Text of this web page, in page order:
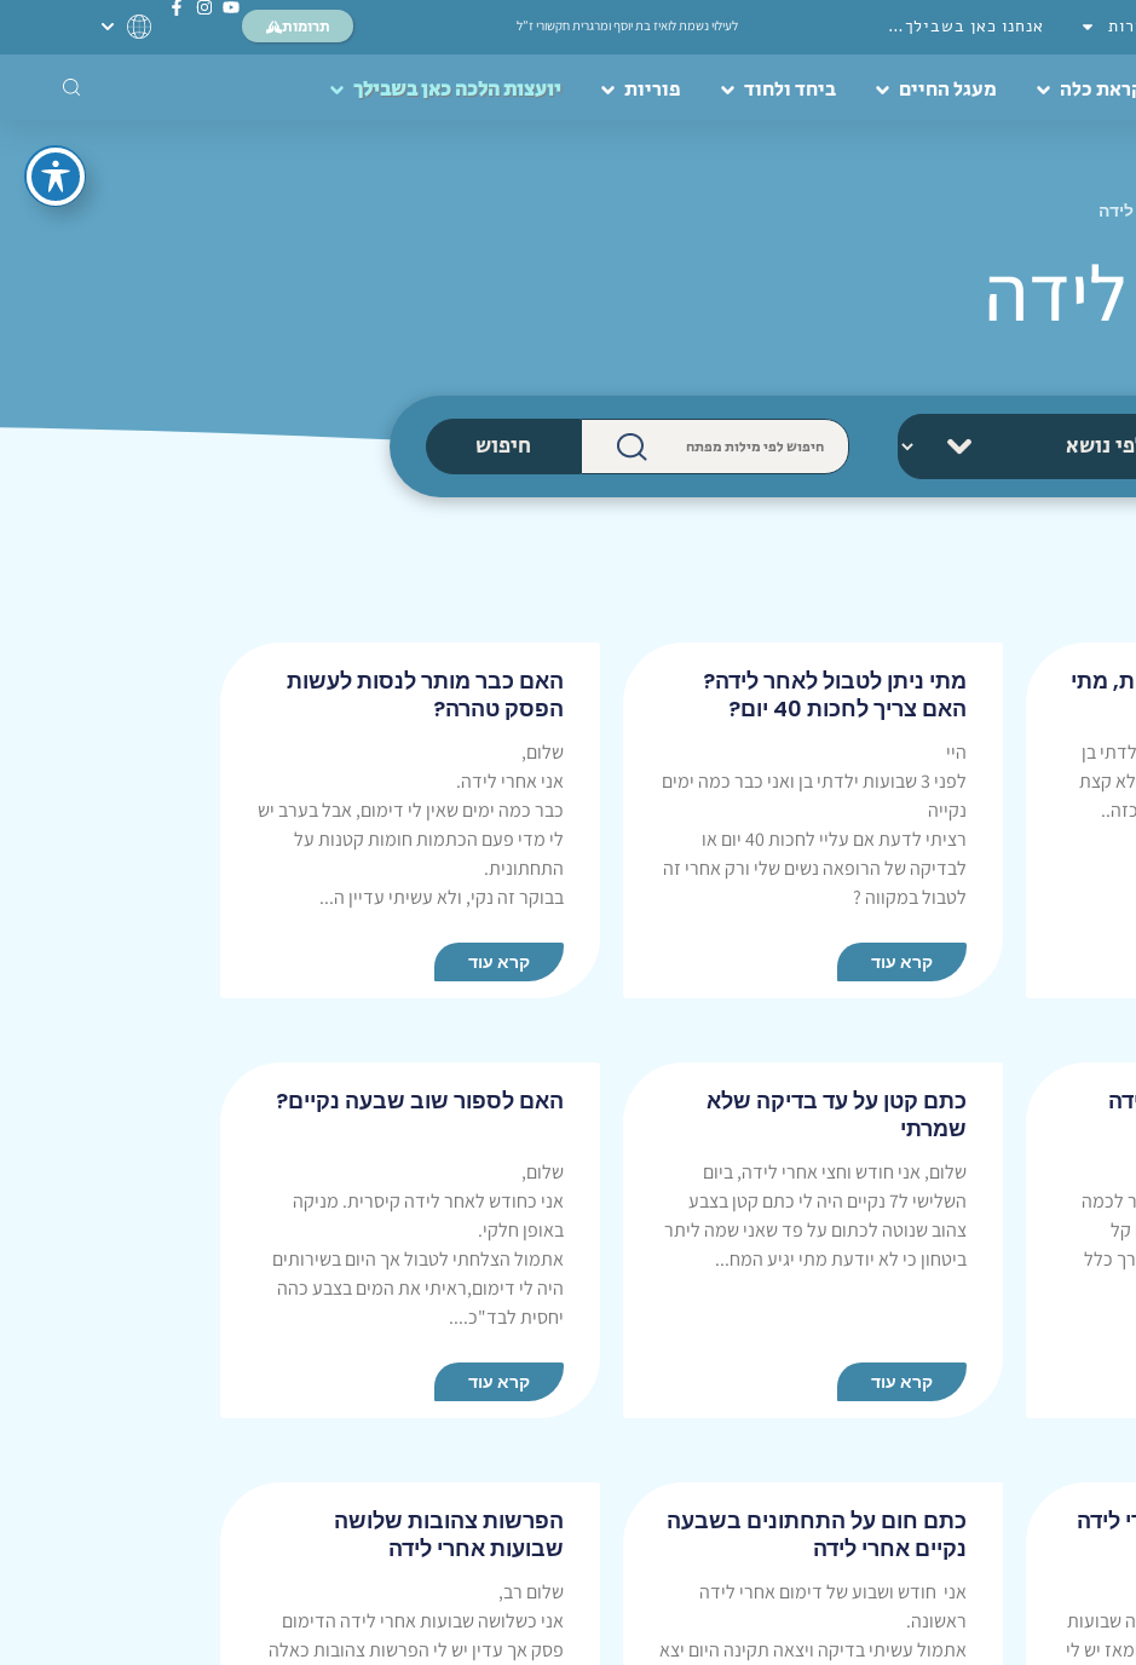
תרומות לעילוי נשמת לואיז בת יוסף ומרגרית חקשורי ז”ל אנחנו כאן בשבילך…
כלה מעגל החיים ביחד ולחוד פוריות יועצות הלכה כאן בשבילך
מתי
בן
קצת
מתי ניתן לטבול לאחר לידה?
האם צריך לחכות 40 יום?
היי
לפני 3 שבועות ילדתי בן ואני כבר כמה ימים
נקייה
רציתי לדעת אם עליי לחכות 40 יום או
לבדיקה של הרופאה נשים שלי ורק אחרי זה
לטבול במקווה ?
קרא עוד
האם כבר מותר לנסות לעשות
הפסק טהרה?
שלום,
אני אחרי לידה.
כבר כמה ימים שאין לי דימום, אבל בערב יש
לי מדי פעם הכתמות חומות קטנות על
התחתונית.
בבוקר זה נקי, ולא עשיתי עדיין ה...
קרא עוד
לכמה
קל
כלל
כתם קטן על עד בדיקה שלא
שמרתי
שלום, אני חודש וחצי אחרי לידה, ביום
השלישי ל7 נקיים היה לי כתם קטן בצבע
צהוב שנוטה לכתום על פד שאני שמה ליתר
ביטחון כי לא יודעת מתי יגיע המח...
קרא עוד
האם לספור שוב שבעה נקיים?
שלום,
אני כחודש לאחר לידה קיסרית. מניקה
באופן חלקי.
אתמול הצלחתי לטבול אך היום בשירותים
היה לי דימום,ראיתי את המים בצבע כהה
יחסית לבד"כ....
קרא עוד
שבועות
יש לי
כתם חום על התחתונים בשבעה
נקיים אחרי לידה
אני חודש ושבוע של דימום אחרי לידה
ראשונה.
אתמול עשיתי בדיקה ויצאה תקינה היום יצא
הפרשות צהובות שלושה
שבועות אחרי לידה
שלום רב,
אני כשלושה שבועות אחרי לידה הדימום
פסק אך עדין יש לי הפרשות צהובות כאלה